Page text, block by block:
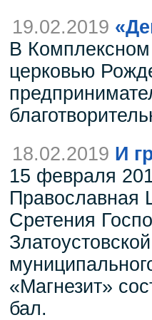
19.02.2019
В Комплексном
церковью
18.02.2019 И
15 февраля
Православная
Сретения
«Магнезит»
бал.